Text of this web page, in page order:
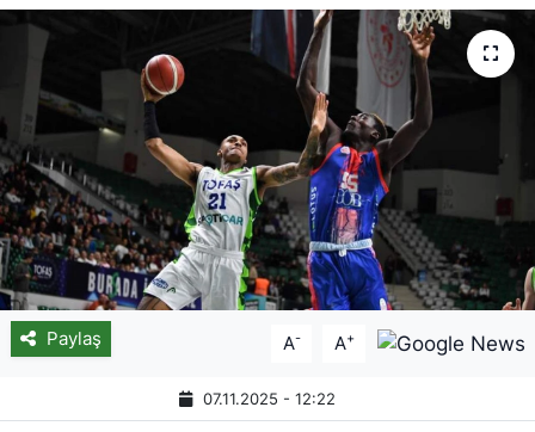
Paylaş A- A+
07.11.2025 - 12:22